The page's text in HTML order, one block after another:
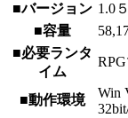
■バージョン 1.0５
■容量
■必要ランタ
イム
■動作環境
Win